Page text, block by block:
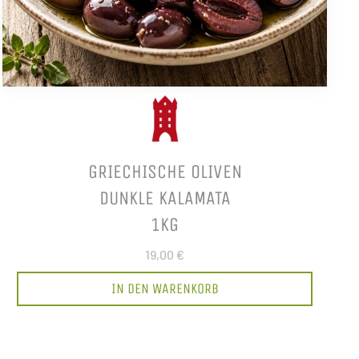
GRIECHISCHE OLIVEN
DUNKLE KALAMATA
1KG
19,00 €
IN DEN WARENKORB